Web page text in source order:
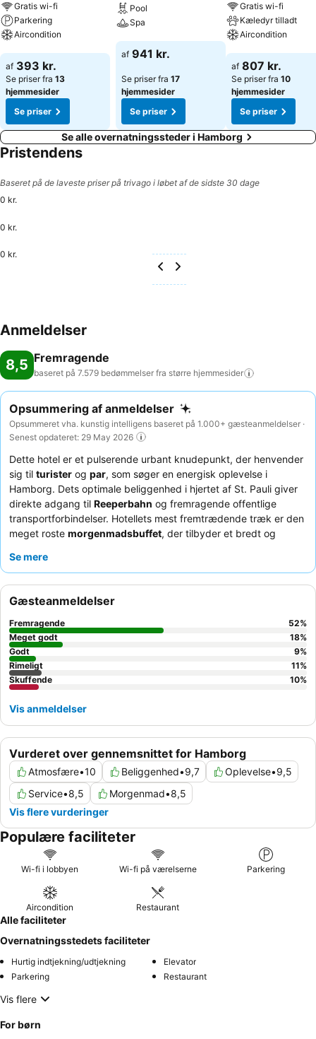
Gratis wi-fi
Parkering
Aircondition
Se priser
af 393 kr.
Se priser fra 13
hjemmesider
Se priser
Pool
Spa
Se priser
af 941 kr.
Se priser fra 17
hjemmesider
Se priser
Gratis wi-fi
Kæledyr tilladt
Aircondition
Se priser
af 807 kr.
Se priser fra 10
hjemmesider
Se priser
Se alle overnatningssteder i Hamborg
Pristendens
Baseret på de laveste priser på trivago i løbet af de sidste 30 dage
0 kr.
0 kr.
0 kr.
Anmeldelser
8,5 Fremragende
baseret på 7.579 bedømmelser fra større hjemmesider
Opsummering af anmeldelser
Opsummeret vha. kunstig intelligens baseret på 1.000+ gæsteanmeldelser ·
Senest opdateret: 29 May 2026
Dette hotel er et pulserende urbant knudepunkt, der henvender
sig til turister og par, som søger en energisk oplevelse i
Hamborg. Dets optimale beliggenhed i hjertet af St. Pauli giver
direkte adgang til Reeperbahn og fremragende offentlige
transportforbindelser. Hotellets mest fremtrædende træk er den
meget roste morgenmadsbuffet, der tilbyder et bredt og
konsekvent personalets imødekommende og usædvanligt
anmode om et værelse mod haven på grund af den effektive
lydisolering.
Se mere
Vurderet over gennemsnittet for Hamborg
Atmosfære•10 Beliggenhed•9,7 Oplevelse•9,5
Service•8,5 Morgenmad•8,5
Vis flere vurderinger
Gæsteanmeldelser
Fremragende 52%
Meget godt
18%
Godt
9%
Rimeligt
11%
Skuffende
10%
Vis anmeldelser
Populære faciliteter
Wi-fi i lobbyen Wi-fi på værelserne Parkering
Aircondition Restaurant
Alle faciliteter
Overnatningsstedets faciliteter
Hurtig indtjekning/udtjekning
Elevator
Parkering
Restaurant
Vis flere
For børn